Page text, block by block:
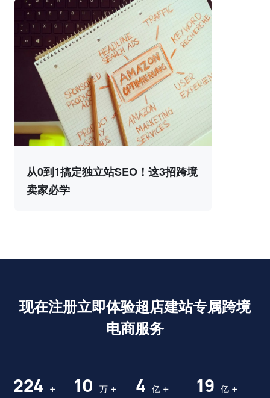
从0到1搞定独立站SEO！这3招跨境
卖家必学
现在注册立即体验超店建站专属跨境
电商服务
227 + 10 万 + 4 亿 + 20 亿 +